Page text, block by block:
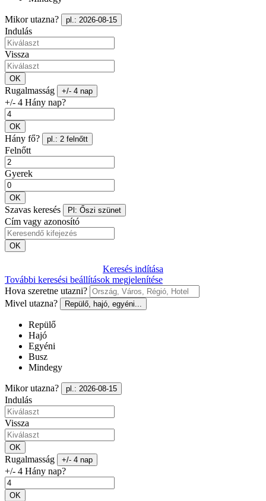
Mikor utazna? pl.: 2026-08-15
Indulás
Vissza
OK
Rugalmasság +/- 4 nap
+/- 4 Hány nap?
OK
Hány fő? pl.: 2 felnőtt
Felnőtt
Gyerek
OK
Szavas keresés Pl: Őszi szünet
Cím vagy azonosító
OK
Keresés indítása
További keresési beállítások megjelenítése
Hova szeretne utazni?
Mivel utazna?
Repülő, hajó, egyéni...
Repülő
Hajó
Egyéni
Busz
Mindegy
Mikor utazna? pl.: 2026-08-15
Indulás
Vissza
OK
Rugalmasság +/- 4 nap
+/- 4 Hány nap?
OK